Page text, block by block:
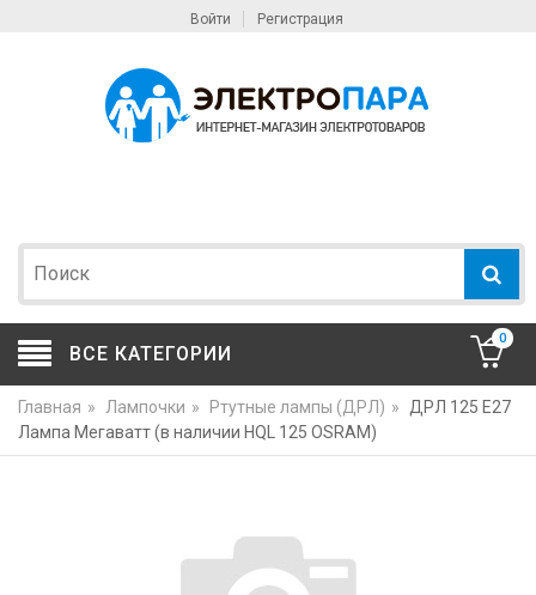
Войти Регистрация
ВСЕ КАТЕГОРИИ
0
Главная » Лампочки » Ртутные лампы (ДРЛ) » ДРЛ 125 Е27
Лампа Мегаватт (в наличии HQL 125 OSRAM)